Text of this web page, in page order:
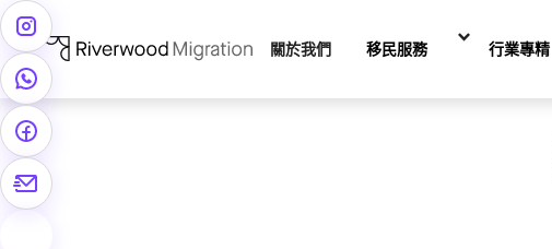
關於我們 移民服務 行業專精